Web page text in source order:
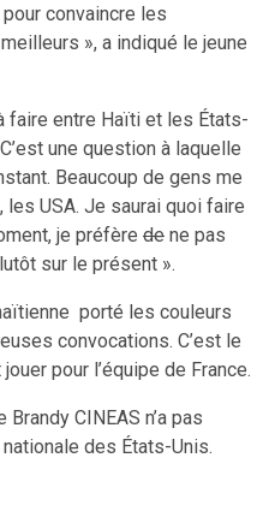
convaincre les
», a indiqué le jeune
faire entre Haïti et les États-
une question à laquelle
Beaucoup de gens me
USA. Je saurai quoi faire
je préfère de ne pas
sur le présent ».
porté les couleurs
convocations. C’est le
pour l’équipe de France.
CINEAS n’a pas
des États-Unis.